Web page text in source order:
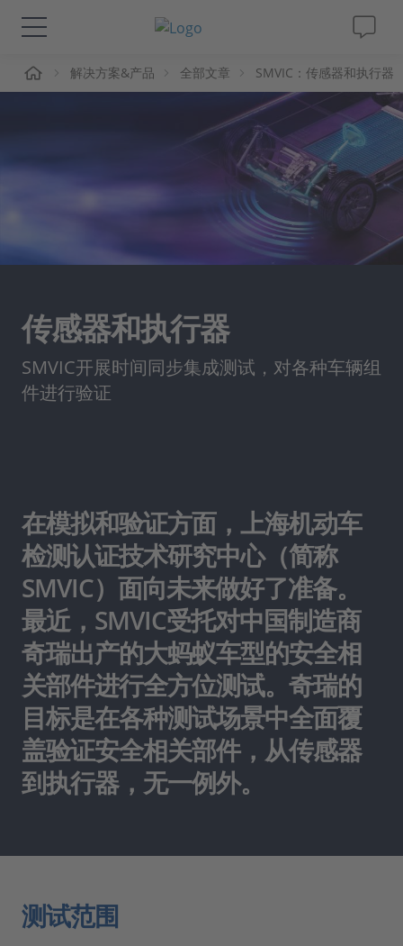
解决方案&产品
人才招聘
解决方案&产品 全部文章 SMVIC：传感器和执行器
传感器和执行器
SMVIC开展时间同步集成测试，对各种车辆组
件进行验证
在模拟和验证方面，上海机动车
检测认证技术研究中心（简称
SMVIC）面向未来做好了准备。
最近，SMVIC受托对中国制造商
奇瑞出产的大蚂蚁车型的安全相
关部件进行全方位测试。奇瑞的
目标是在各种测试场景中全面覆
盖验证安全相关部件，从传感器
到执行器，无一例外。
测试范围